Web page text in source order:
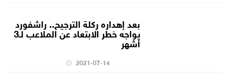
بعد إهداره ركلة الترجيح.. راشفورد
يواجه خطر الابتعاد عن الملاعب لـ3
أشهر
2021-07-14